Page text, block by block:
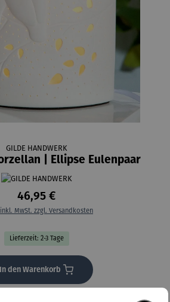
GILDE HANDWERK
| Ellipse Eulenpaar
46,95 €
MwSt. zzgl. Versandkosten
Lieferzeit: 2-3 Tage
In den Warenkorb